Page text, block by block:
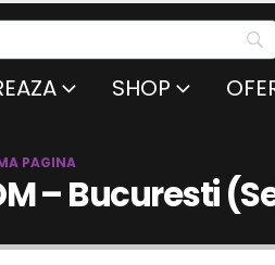
SHOP
PAGINA
– Bucuresti